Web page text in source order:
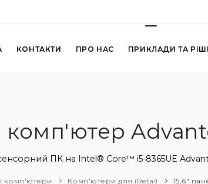
КОНТАКТИ ПРО НАС ПРИКЛАДИ ТА
ПК на Intel® Core™ i5-8365UE
комп'ютери Комп'ютери для iRetail 15,6"